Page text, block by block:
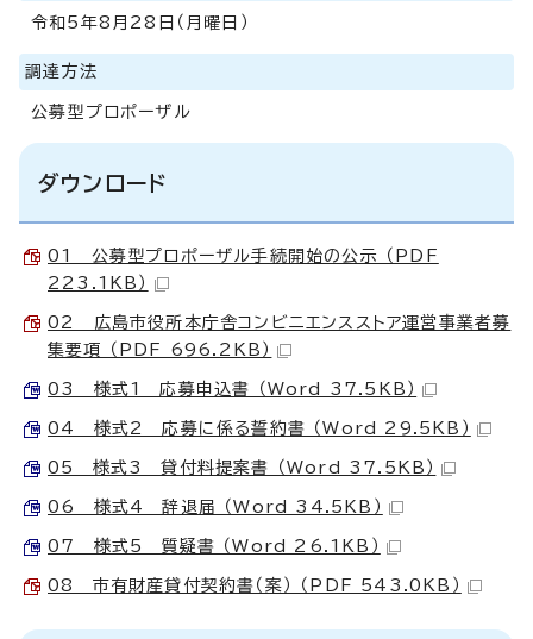
令和5年8月28日（月曜日）
調達方法
公募型プロポーザル
ダウンロード
01 公募型プロポーザル手続開始の公示 （PDF
223.1KB）
02 広島市役所本庁舎コンビニエンスストア運営事業者募
集要項 （PDF 696.2KB）
03 様式1 応募申込書 （Word 37.5KB）
04 様式2 応募に係る誓約書 （Word 29.5KB）
05 様式3 貸付料提案書 （Word 37.5KB）
06 様式4 辞退届 （Word 34.5KB）
07 様式5 質疑書 （Word 26.1KB）
08 市有財産貸付契約書（案） （PDF 543.0KB）